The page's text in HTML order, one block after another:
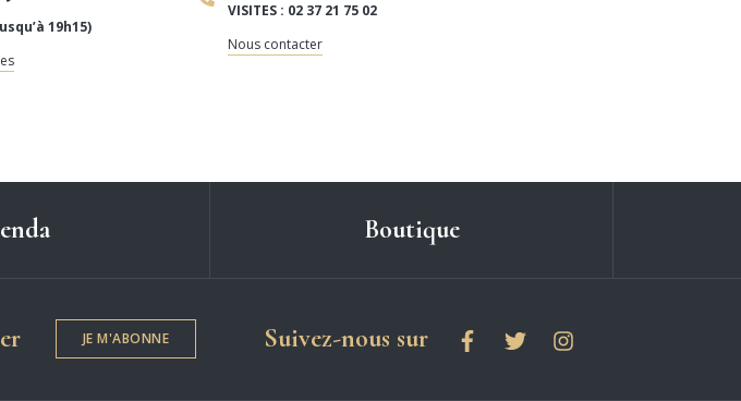
19h15)
VISITES : 02 37 21 75 02
Nous contacter
Boutique
JE M'ABONNE Suivez-nous surles réseaux sociaux
FacebookTwitterInstagram